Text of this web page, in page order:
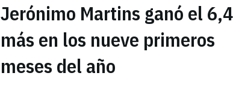
Jerónimo Martins ganó el
más en los nueve primeros
meses del año